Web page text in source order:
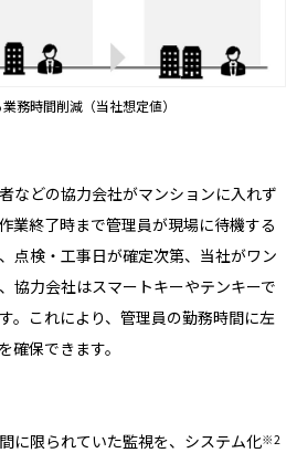
務時間削減（当社想定値）
などの協力会社がマンションに入れず
業終了時まで管理員が現場に待機する
点検・工事日が確定次第、当社がワン
協力会社はスマートキーやテンキーで
。これにより、管理員の勤務時間に左
確保できます。
に限られていた監視を、システム化※2